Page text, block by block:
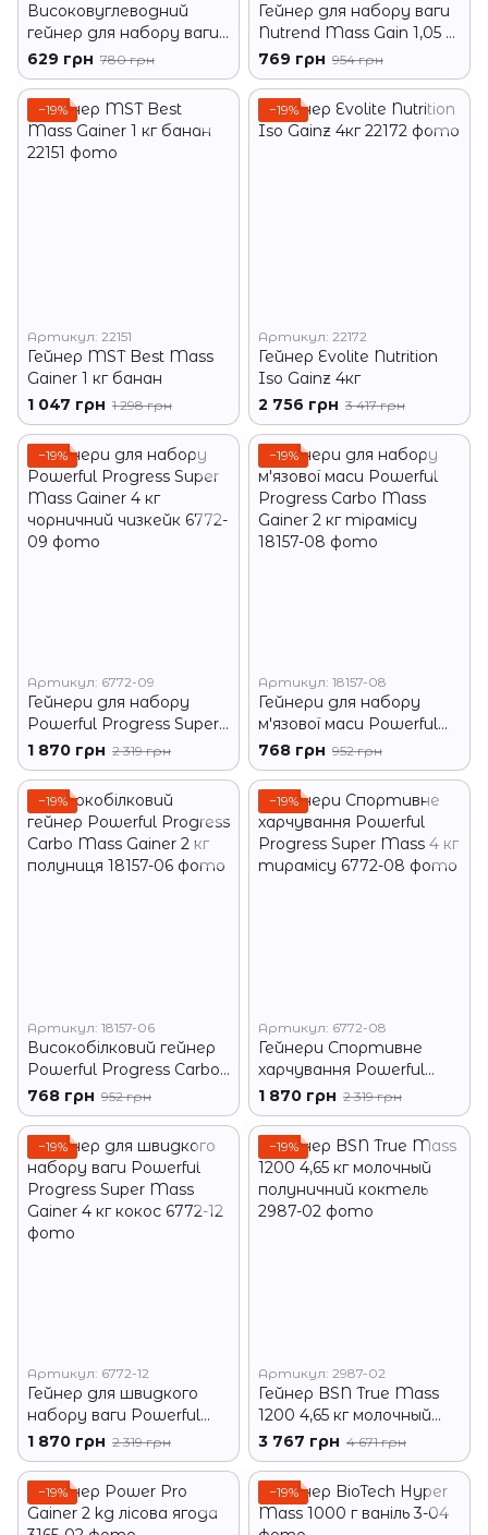
Високовуглеводний
гейнер для набору ваги
Powerful Progress Super
Mass Gainer 1000 г
629 грн 780 грн
Гейнер для набору ваги
Nutrend Mass Gain 1,05 кг
банан
769 грн 954 грн
−19%
Артикул: 22151
Гейнер MST Best Mass
Gainer 1 кг банан
1 047 грн 1 298 грн
−19%
Артикул: 22172
Гейнер Evolite Nutrition
Iso Gainz 4кг
2 756 грн 3 417 грн
−19%
Артикул: 6772-09
Гейнери для набору
Powerful Progress Super
Mass Gainer 4 кг
чорничний чизкейк
1 870 грн 2 319 грн
−19%
Артикул: 18157-08
Гейнери для набору
м'язової маси Powerful
Progress Carbo Mass
Gainer 2 кг тірамісу
768 грн 952 грн
−19%
Артикул: 18157-06
Високобілковий гейнер
Powerful Progress Carbo
Mass Gainer 2 кг
полуниця
768 грн 952 грн
−19%
Артикул: 6772-08
Гейнери Спортивне
харчування Powerful
Progress Super Mass 4 кг
тирамісу
1 870 грн 2 319 грн
−19%
Артикул: 6772-12
Гейнер для швидкого
набору ваги Powerful
Progress Super Mass
Gainer 4 кг кокос
1 870 грн 2 319 грн
−19%
Артикул: 2987-02
Гейнер BSN True Mass
1200 4,65 кг молочный
полуничний коктель
3 767 грн 4 671 грн
−19% −19%